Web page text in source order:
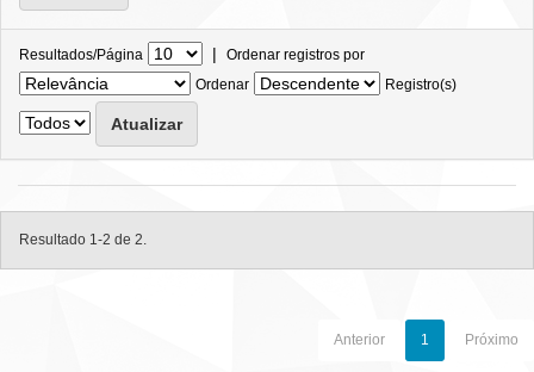
Resultados/Página | Ordenar registros por
Ordenar
Registro(s)
Resultado 1-2 de 2.
Anterior 1 Próximo